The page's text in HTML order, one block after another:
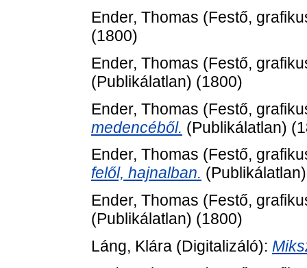
Ender, Thomas (Festő,
(1800)
Ender, Thomas (Festő,
(Publikálatlan) (1800)
Ender, Thomas (Festő,
medencéből. (Publikálatlan)
Ender, Thomas (Festő,
felől, hajnalban.
Ender, Thomas (Festő,
(Publikálatlan) (1800)
Láng, Klára (Digitalizáló):